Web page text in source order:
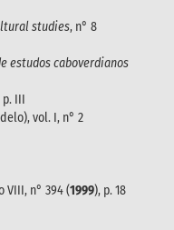
studies, n° 8
estudos caboverdianos
p. III
vol. I, n° 2
VIII, n° 394 (1999), p. 18